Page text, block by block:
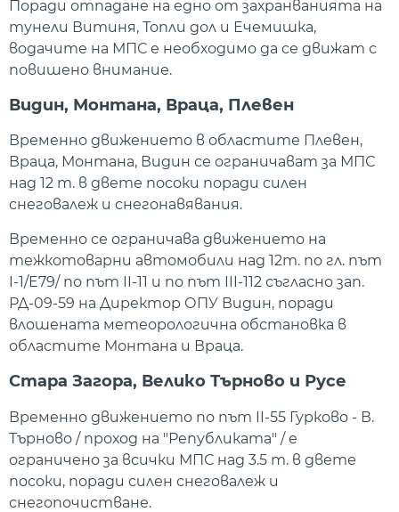
Поради отпадане на едно от захранванията на
тунели Витиня, Топли дол и Ечемишка,
водачите на МПС е необходимо да се движат с
повишено внимание.
Видин, Монтана, Враца, Плевен
Временно движението в областите Плевен,
Враца, Монтана, Видин се ограничават за МПС
над 12 т. в двете посоки поради силен
снеговалеж и снегонавявания.
Временно се ограничава движението на
тежкотоварни автомобили над 12т. по гл. път
I-1/E79/ по път II-11 и по път III-112 съгласно зап.
РД-09-59 на Директор ОПУ Видин, поради
влошената метеорологична обстановка в
областите Монтана и Враца.
Стара Загора, Велико Търново и Русе
Временно движението по път II-55 Гурково - В.
Търново / проход на "Републиката" / е
ограничено за всички МПС над 3.5 т. в двете
посоки, поради силен снеговалеж и
снегопочистване.